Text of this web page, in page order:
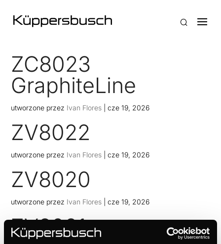
ZC8023
GraphiteLine
utworzone przez Ivan Flores |cze 19, 2026
ZV8022
utworzone przez Ivan Flores |cze 19, 2026
ZV8020
utworzone przez Ivan Flores |cze 19, 2026
ZV8021